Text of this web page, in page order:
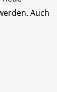
Auch